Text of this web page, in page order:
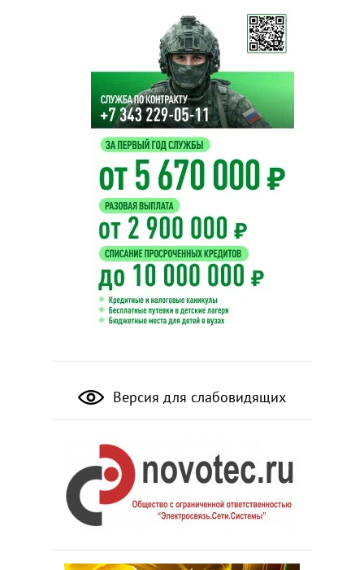
Версия для слабовидящих